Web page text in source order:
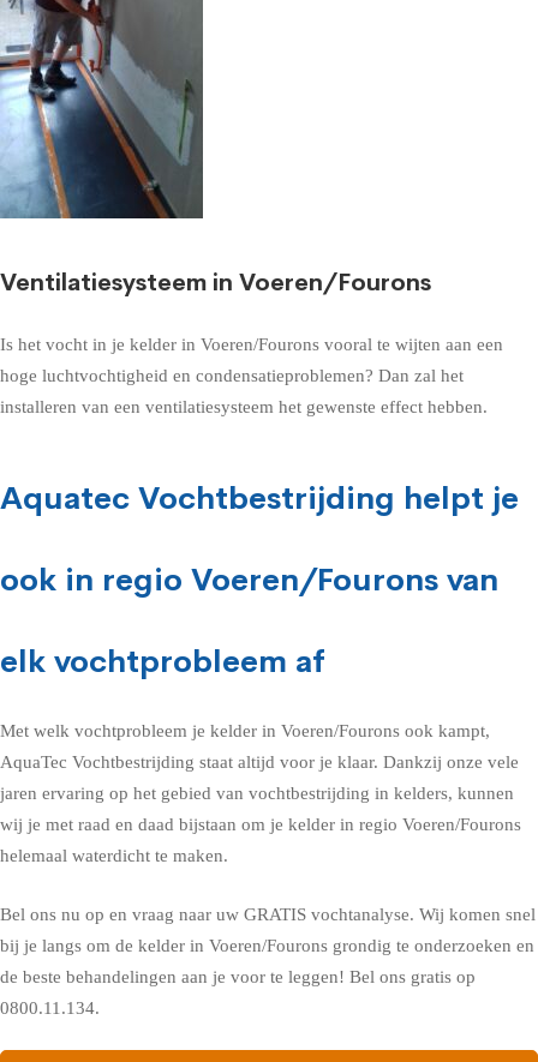
Ventilatiesysteem in Voeren/Fourons
Is het vocht in je kelder in Voeren/Fourons vooral te wijten aan een
hoge luchtvochtigheid en condensatieproblemen? Dan zal het
installeren van een ventilatiesysteem het gewenste effect hebben.
Aquatec Vochtbestrijding helpt je
ook in regio Voeren/Fourons van
elk vochtprobleem af
Met welk vochtprobleem je kelder in Voeren/Fourons ook kampt,
AquaTec Vochtbestrijding staat altijd voor je klaar. Dankzij onze vele
jaren ervaring op het gebied van vochtbestrijding in kelders, kunnen
wij je met raad en daad bijstaan om je kelder in regio Voeren/Fourons
helemaal waterdicht te maken.
Bel ons nu op en vraag naar uw GRATIS vochtanalyse. Wij komen snel
bij je langs om de kelder in Voeren/Fourons grondig te onderzoeken en
de beste behandelingen aan je voor te leggen! Bel ons gratis op
0800.11.134.